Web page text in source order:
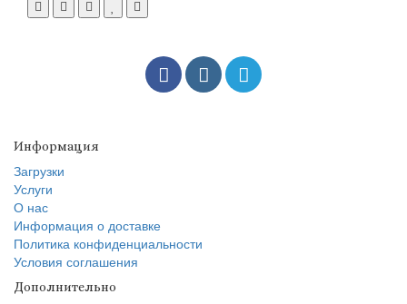
Информация
Загрузки
Услуги
О нас
Информация о доставке
Политика конфиденциальности
Условия соглашения
Дополнительно